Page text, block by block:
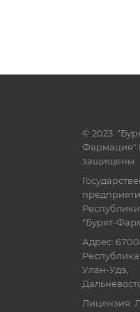
© 2023.
Фармация"
защищены
"Бурят-
Адрес:
Республика
Улан-Удэ,
Лицензия: